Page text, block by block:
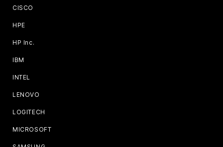
CISCO
HPE
HP Inc.
IBM
INTEL
LENOVO
LOGITECH
MICROSOFT